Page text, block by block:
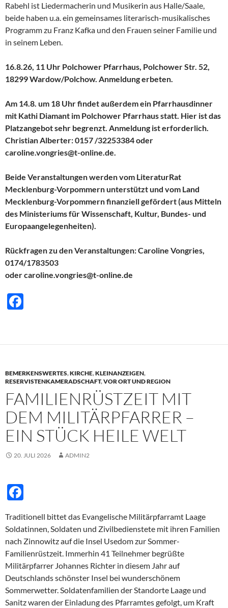
Rabehl ist Liedermacherin und Musikerin aus Halle/Saale,
beide haben u.a. ein gemeinsames literarisch-musikalisches
Programm zu Franz Kafka und den Frauen seiner Familie und
in seinem Leben.
16.8.26, 11 Uhr Polchower Pfarrhaus, Polchower Str. 52,
18299 Wardow/Polchow. Anmeldung erbeten.
Am 14.8. um 18 Uhr findet außerdem ein Pfarrhausdinner
mit Kathi Diamant im Polchower Pfarrhaus statt. Hier ist das
Platzangebot sehr begrenzt. Anmeldung ist erforderlich.
Christian Alberter: 0157 /32253384 oder
caroline.vongries@t-online.de.
Beide Veranstaltungen werden vom LiteraturRat
Mecklenburg-Vorpommern unterstützt und vom Land
Mecklenburg-Vorpommern finanziell gefördert (aus Mitteln
des Ministeriums für Wissenschaft, Kultur, Bundes- und
Europaangelegenheiten).
Rückfragen zu den Veranstaltungen: Caroline Vongries,
0174/1783503
oder caroline.vongries@t-online.de
b
o
o
k
BEMERKENSWERTES,KIRCHE,KLEINANZEIGEN,
RESERVISTENKAMERADSCHAFT,VOR ORT UND REGION
FAMILIENRÜSTZEIT MIT
DEM MILITÄRPFARRER –
EIN STÜCK HEILE WELT
20. JULI 2026 ADMIN2
e
b
o
o
k
Traditionell bittet das Evangelische Militärpfarramt Laage
Soldatinnen, Soldaten und Zivilbedienstete mit ihren Familien
nach Zinnowitz auf die Insel Usedom zur Sommer-
Familienrüstzeit. Immerhin 41 Teilnehmer begrüßte
Militärpfarrer Johannes Richter in diesem Jahr auf
Deutschlands schönster Insel bei wunderschönem
Sommerwetter. Soldatenfamilien der Standorte Laage und
Sanitz waren der Einladung des Pfarramtes gefolgt, um Kraft